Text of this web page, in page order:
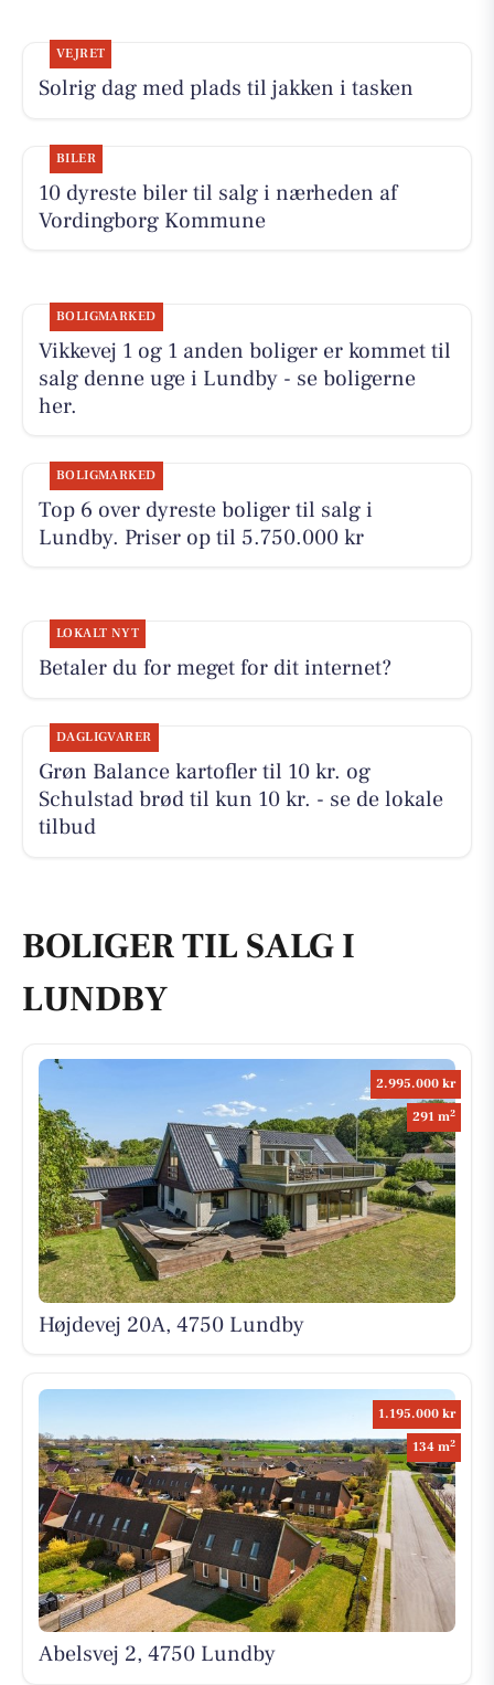
VEJRET
Solrig dag med plads til jakken i tasken
BILER
10 dyreste biler til salg i nærheden af
Vordingborg Kommune
BOLIGMARKED
Vikkevej 1 og 1 anden boliger er kommet til
salg denne uge i Lundby - se boligerne
her.
BOLIGMARKED
Top 6 over dyreste boliger til salg i
Lundby. Priser op til 5.750.000 kr
LOKALT NYT
Betaler du for meget for dit internet?
DAGLIGVARER
Grøn Balance kartofler til 10 kr. og
Schulstad brød til kun 10 kr. - se de lokale
tilbud
BOLIGER TIL SALG I
LUNDBY
2.995.000 kr
291 m2
Højdevej 20A, 4750 Lundby
1.195.000 kr
134 m2
Abelsvej 2, 4750 Lundby